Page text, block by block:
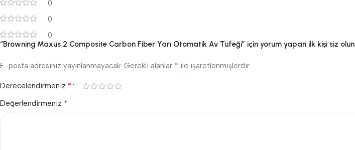
0
0
0
“Browning Maxus 2 Composite Carbon Fiber Yarı Otomatik Av Tüfeği” için yorum yapan ilk kişi siz olun
E-posta adresiniz yayınlanmayacak. Gerekli alanlar * ile işaretlenmişlerdir
Derecelendirmeniz *
Değerlendirmeniz *